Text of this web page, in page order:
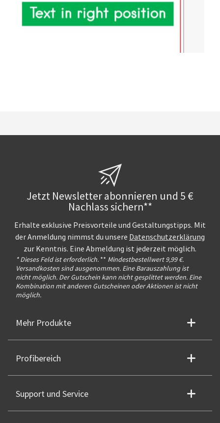
Jetzt Newsletter abonnieren und 5 €
Nachlass sichern**
Erhalte exklusive Preisvorteile und Gestaltungstipps. Mit
der Anmeldung nimmst du unsere Datenschutzerklärung
zur Kenntnis. Eine Abmeldung ist jederzeit möglich.
* Dieses Feld ist erforderlich. ** Mindestbestellwert 9,99 €.
Versandkosten sind ausgenommen. Eine Barauszahlung ist
nicht möglich. Der Gutschein kann nicht gesplittet werden. Eine
Kombination mit anderen Gutscheinen oder Aktionen ist nicht
möglich.
Mehr Produkte
Profibereich
Support und Service